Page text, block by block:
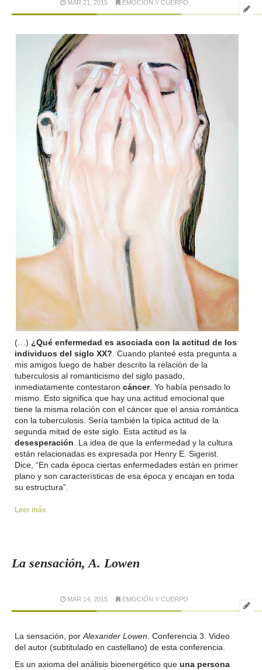
MAR 21, 2015 EMOCIÓN Y CUERPO
(…) ¿Qué enfermedad es asociada con la actitud de los
individuos del siglo XX? . Cuando planteé esta pregunta a
mis amigos luego de haber descrito la relación de la
tuberculosis al romanticismo del siglo pasado,
inmediatamente contestaron cáncer. Yo había pensado lo
mismo. Esto significa que hay una actitud emocional que
tiene la misma relación con el cáncer que el ansia romántica
con la tuberculosis. Sería también la típica actitud de la
segunda mitad de este siglo. Esta actitud es la
desesperación . La idea de que la enfermedad y la cultura
están relacionadas es expresada por Henry E. Sigerist.
Dice, “En cada época ciertas enfermedades están en primer
plano y son características de esa época y encajan en toda
su estructura”.
Leer más
La sensación, A. Lowen
MAR 14, 2015 EMOCIÓN Y CUERPO
La sensación, por Alexander Lowen . Conferencia 3. Video
del autor (subtitulado en castellano) de esta conferencia.
Es un axioma del análisis bioenergético que una persona